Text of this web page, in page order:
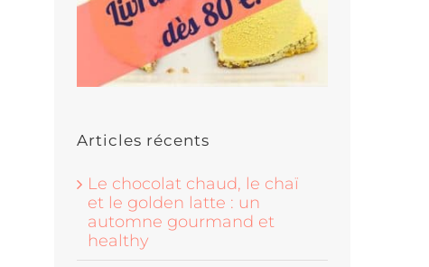
Articles récents
Le chocolat chaud, le chaï
et le golden latte : un
automne gourmand et
healthy